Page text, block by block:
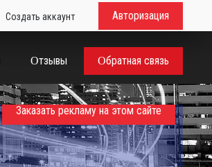
Создать аккаунт Авторизация
Отзывы Обратная связь
Заказать рекламу на этом сайте